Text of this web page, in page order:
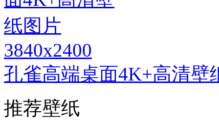
3840x2400
孔雀高端桌面4K+高清壁
推荐壁纸